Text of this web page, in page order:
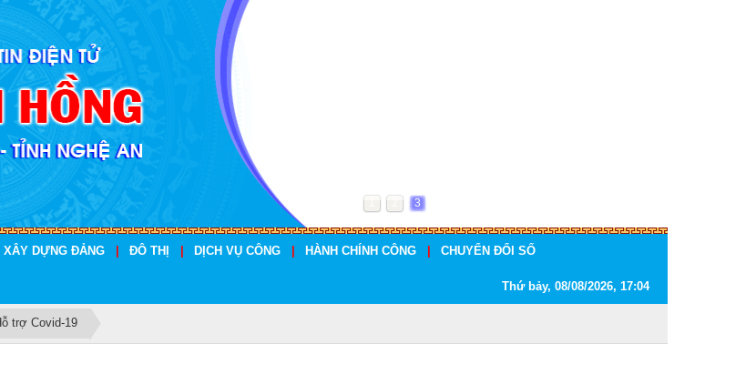
3
XÂY DỰNG ĐẢNG | ĐÔ THỊ | DỊCH VỤ CÔNG | HÀNH CHÍNH CÔNG | CHUYỂN ĐỔI SỐ
Thứ bảy, 08/08/2026, 17:04
trợ Covid-19